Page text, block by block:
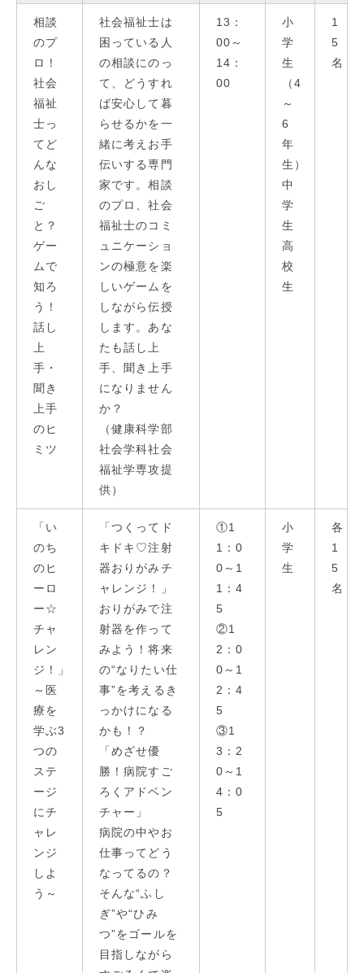
相談
のプ
ロ！
社会
福祉
士っ
てど
んな
おし
ご
と？
ゲー
ムで
知ろ
う！
話し
上
手・
聞き
上手
のヒ
ミツ
社会福祉士は
困っている人
の相談にのっ
て、どうすれ
ば安心して暮
らせるかを一
緒に考えお手
伝いする専門
家です。相談
のプロ、社会
福祉士のコミ
ュニケーショ
ンの極意を楽
しいゲームを
しながら伝授
します。あな
たも話し上
手、聞き上手
になりません
か？
（健康科学部
社会学科社会
福祉学専攻提
供）
13：
00～
14：
00
小
学
生
（4
～
6
年
生）
中
学
生
高
校
生
1
5
名
「い
のち
のヒ
ーロ
ー☆
チャ
レン
ジ！」
～医
療を
学ぶ3
つの
ステ
ージ
にチ
ャレ
ンジ
しよ
う～
「つくってド
キドキ♡注射
器おりがみチ
ャレンジ！」
おりがみで注
射器を作って
みよう！将来
の“なりたい仕
事”を考えるき
っかけになる
かも！？
「めざせ優
勝！病院すご
ろくアドベン
チャー」
病院の中やお
仕事ってどう
なってるの？
そんな“ふし
ぎ”や“ひみ
つ”をゴールを
目指しながら
①1
1：0
0～1
1：4
5
②1
2：0
0～1
2：4
5
③1
3：2
0～1
4：0
5
⼩
学
⽣
各
1
5
名